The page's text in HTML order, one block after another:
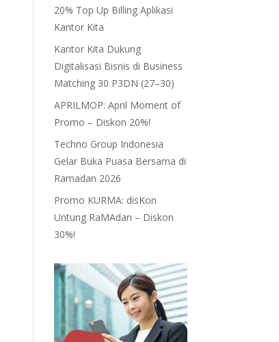
20% Top Up Billing Aplikasi
Kantor Kita
Kantor Kita Dukung
Digitalisasi Bisnis di Business
Matching 30 P3DN (27–30)
APRILMOP: April Moment of
Promo – Diskon 20%!
Techno Group Indonesia
Gelar Buka Puasa Bersama di
Ramadan 2026
Promo KURMA: disKon
Untung RaMAdan – Diskon
30%!